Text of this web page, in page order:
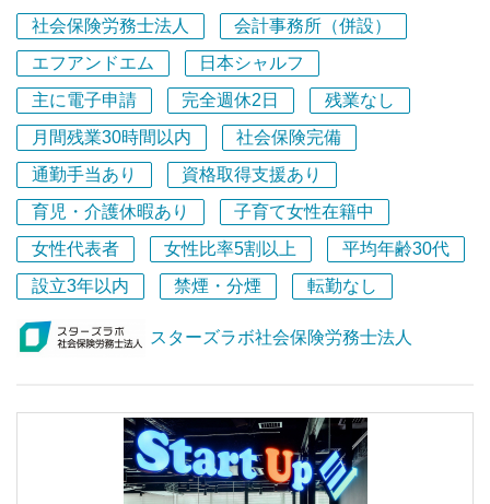
企業の労務問題を解決・解消し経営者が安心かつ安定的な
経営ができるよう伴走していくこと」を実現するために発
足しました。
グループの総メンバー数は、31名となります。
当社の強みは、税理士と社会保険労務士の深い連携により
スピード感を持ったサービスを提供できることです。
クライアントとの打ち合わせには、税理士と社会保険労務
士が同席できるためスピード感をもった課題解決が可能と
なりご評価頂いている状況となります。
クライアントの規模感としては、創業間もない法人から中
トナーを目指していきます。
弊社は立ち上げたばかりの事務所のため、これから新しく
社会保険労務士法人
会計事務所（併設）
エフアンドエム
日本シャルフ
主に電子申請
完全週休2日
残業なし
月間残業30時間以内
社会保険完備
通勤手当あり
資格取得支援あり
育児・介護休暇あり
子育て女性在籍中
女性代表者
女性比率5割以上
平均年齢30代
設立3年以内
禁煙・分煙 転勤なし
スターズラボ社会保険労務士法人